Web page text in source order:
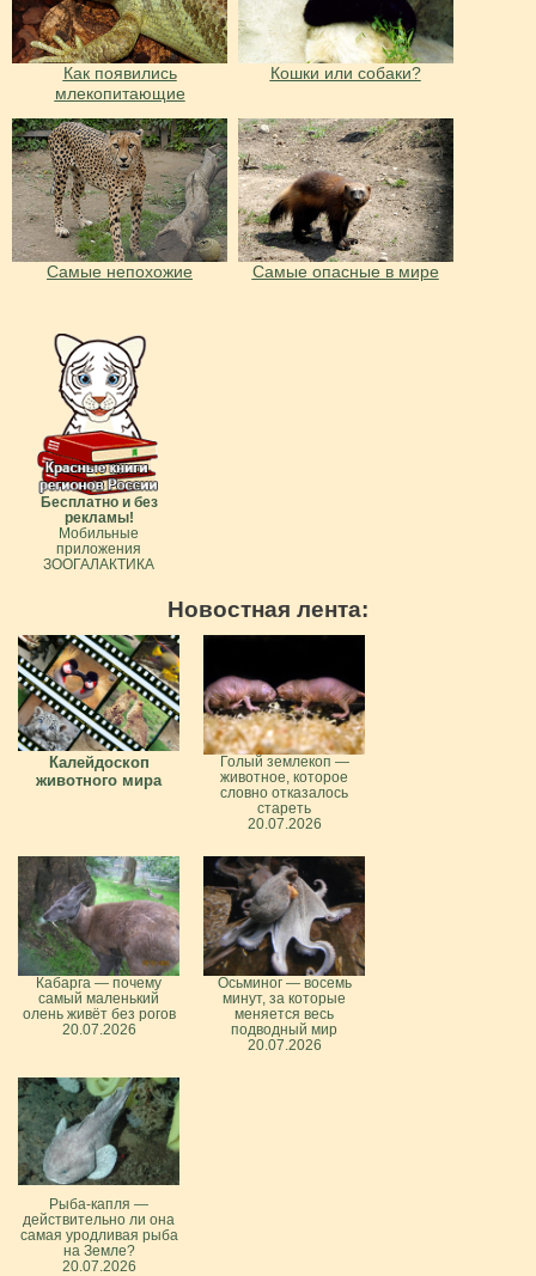
Как появились
млекопитающие
Кошки или собаки?
Самые непохожие Самые опасные в мире
Бесплатно и без
рекламы!
Мобильные
приложения
ЗООГАЛАКТИКА
Новостная лента:
Калейдоскоп
животного мира
Голый землекоп —
животное, которое
словно отказалось
стареть
20.07.2026
Кабарга — почему
самый маленький
олень живёт без рогов
20.07.2026
Осьминог — восемь
минут, за которые
меняется весь
подводный мир
20.07.2026
Рыба-капля —
действительно ли она
самая уродливая рыба
на Земле?
20.07.2026